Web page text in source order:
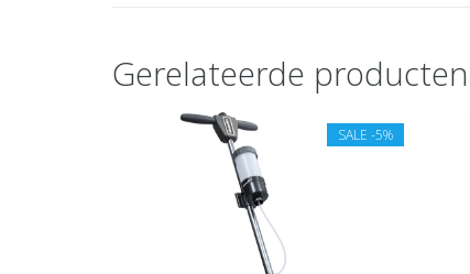
Gerelateerde producten
SALE -5%